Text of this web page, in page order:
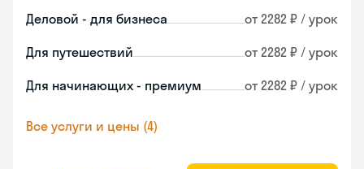
Деловой - для бизнеса от 2282 ₽ / урок
Для путешествий от 2282 ₽ / урок
Для начинающих - премиум от 2282 ₽ / урок
Все услуги и цены (4)